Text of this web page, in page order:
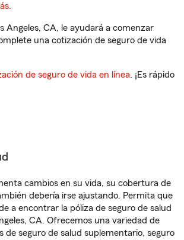
Angeles, CA, le ayudará a comenzar
una cotización de seguro de vida
de seguro de vida en línea. ¡Es rápido
cambios en su vida, su cobertura de
debería irse ajustando. Permita que
a encontrar la póliza de seguro de salud
CA. Ofrecemos una variedad de
de seguro de salud suplementario, seguro